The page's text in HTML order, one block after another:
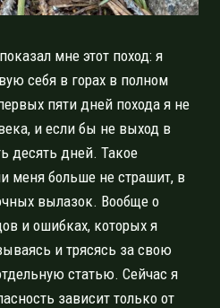
мне этот поход: я
себя в горах в полном
пяти дней похода я не
и если бы не выход в
десять дней. Такое
меня больше не страшит, в
вылазок. Вообще о
и ошибках, которых я
и трясясь за свою
статью. Сейчас я
зависит только от